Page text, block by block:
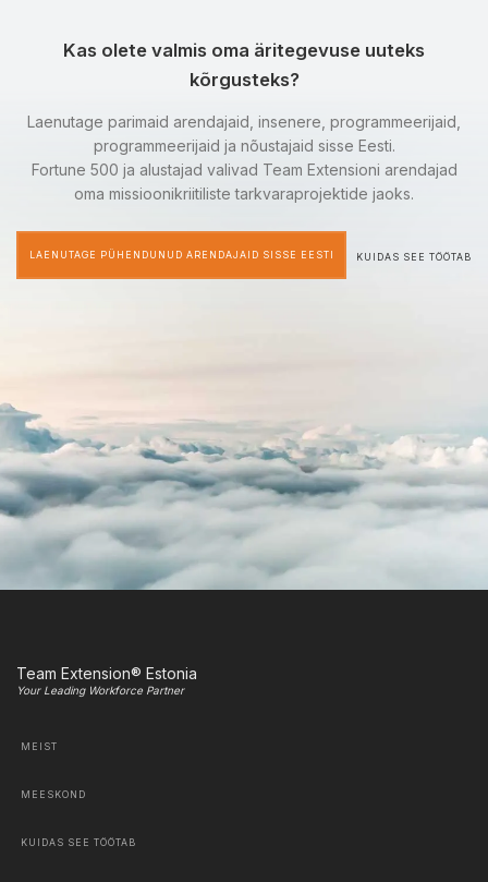
Kas olete valmis oma äritegevuse uuteks
kõrgusteks?
Laenutage parimaid arendajaid, insenere, programmeerijaid,
programmeerijaid ja nõustajaid sisse Eesti.
Fortune 500 ja alustajad valivad Team Extensioni arendajad
oma missioonikriitiliste tarkvaraprojektide jaoks.
LAENUTAGE PÜHENDUNUD ARENDAJAID SISSE EESTI KUIDAS SEE TÖÖTAB
Team Extension® Estonia
Your Leading Workforce Partner
MEIST
MEESKOND
KUIDAS SEE TÖÖTAB